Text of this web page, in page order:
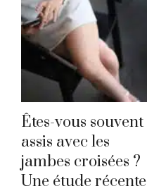
Êtes-vous souvent
assis avec les
jambes croisées ?
Une étude récente